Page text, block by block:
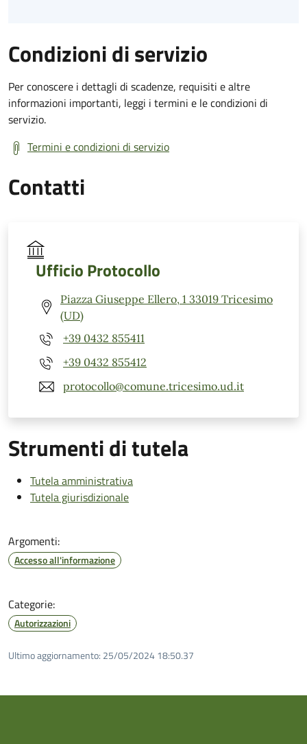
Condizioni di servizio
Per conoscere i dettagli di scadenze, requisiti e altre
informazioni importanti, leggi i termini e le condizioni di
servizio.
Termini e condizioni di servizio
Contatti
Ufficio Protocollo
Piazza Giuseppe Ellero, 1 33019 Tricesimo
(UD)
+39 0432 855411
+39 0432 855412
protocollo@comune.tricesimo.ud.it
Strumenti di tutela
Tutela amministrativa
Tutela giurisdizionale
Argomenti:
Accesso all'informazione
Categorie:
Autorizzazioni
Ultimo aggiornamento: 25/05/2024 18:50.37